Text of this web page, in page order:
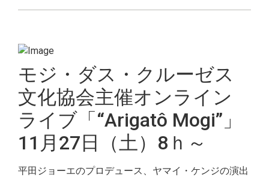
モジ・ダス・クルーゼス
文化協会主催オンライン
ライブ「“Arigatô Mogi”」
11月27日（土）8ｈ～
平田ジョーエのプロデュース、ヤマイ・ケンジの演出